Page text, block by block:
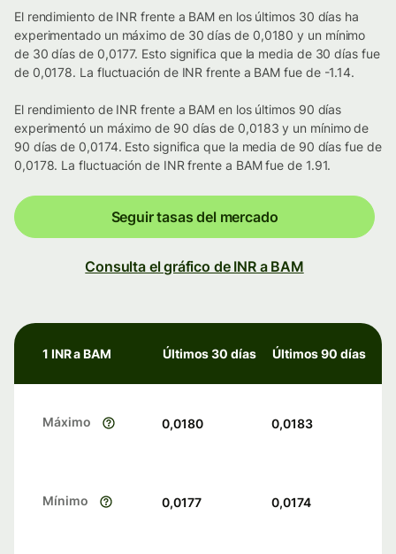
El rendimiento de INR frente a BAM en los últimos 30 días ha
experimentado un máximo de 30 días de 0,0180 y un mínimo
de 30 días de 0,0177. Esto significa que la media de 30 días fue
de 0,0178. La fluctuación de INR frente a BAM fue de -1.14.
El rendimiento de INR frente a BAM en los últimos 90 días
experimentó un máximo de 90 días de 0,0183 y un mínimo de
90 días de 0,0174. Esto significa que la media de 90 días fue de
0,0178. La fluctuación de INR frente a BAM fue de 1.91.
Seguir tasas del mercado
Consulta el gráfico de INR a BAM
1 INR a BAM Últimos 30 días Últimos 90 días
Máximo 0,0180 0,0183
Mínimo 0,0177 0,0174